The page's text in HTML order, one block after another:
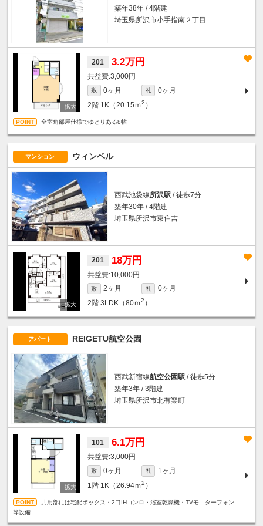
築年38年 / 4階建
埼玉県所沢市小手指南２丁目
201 3.2万円
3,000円
敷 0ヶ月 礼
0ヶ月
2階 1K（20.15ｍ2 ）
全室角部屋仕様でゆとりある8帖
マンション ウィンベル
西武池袋線所沢駅 / 徒歩7分
築年30年 / 4階建
埼玉県所沢市東住吉
201 18万円
10,000円
敷 2ヶ月 礼
0ヶ月
2階 3LDK（80ｍ2 ）
アパート REIGETU航空公園
西武新宿線航空公園駅 / 徒歩5分
築年3年 / 3階建
埼玉県所沢市北有楽町
101 6.1万円
3,000円
敷 0ヶ月 礼
1ヶ月
1階 1K（26.94ｍ2 ）
共用部には宅配ボックス・2口IHコンロ・浴室乾燥機・TVモニターフォン
等設備